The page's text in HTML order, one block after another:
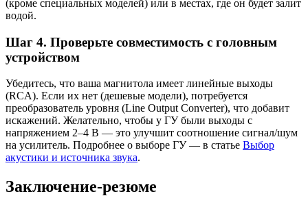
(кроме специальных моделей) или в местах, где он будет залит
водой.
Шаг 4. Проверьте совместимость с головным
устройством
Убедитесь, что ваша магнитола имеет линейные выходы
(RCA). Если их нет (дешевые модели), потребуется
преобразователь уровня (Line Output Converter), что добавит
искажений. Желательно, чтобы у ГУ были выходы с
напряжением 2–4 В — это улучшит соотношение сигнал/шум
на усилитель. Подробнее о выборе ГУ — в статье Выбор
акустики и источника звука.
Заключение-резюме